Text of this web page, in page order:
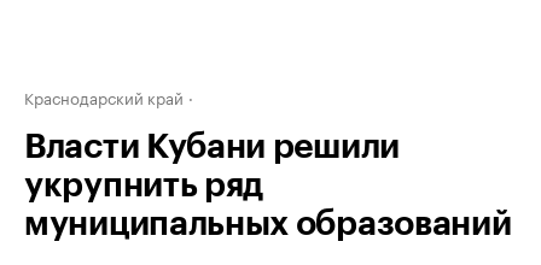
Краснодарский край
Власти Кубани решили
укрупнить ряд
муниципальных образований